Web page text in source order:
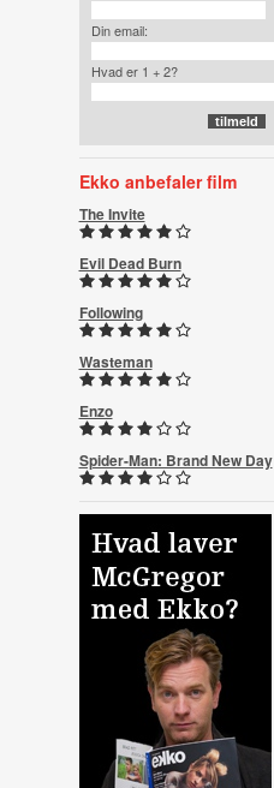
Din email:
Hvad er 1 + 2?
Ekko anbefaler film
The Invite
Evil Dead Burn
Following
Wasteman
Enzo
Spider-Man: Brand New Day